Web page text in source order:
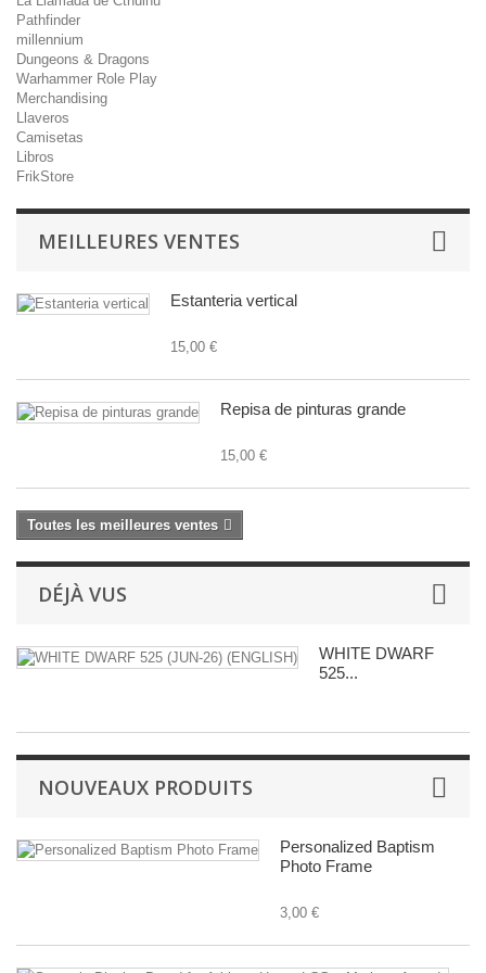
Pathfinder
millennium
Dungeons & Dragons
Warhammer Role Play
Merchandising
Llaveros
Camisetas
Libros
FrikStore
MEILLEURES VENTES
Estanteria vertical
15,00 €
Repisa de pinturas grande
15,00 €
Toutes les meilleures ventes
DÉJÀ VUS
WHITE DWARF
525...
NOUVEAUX PRODUITS
Personalized Baptism
Photo Frame
3,00 €